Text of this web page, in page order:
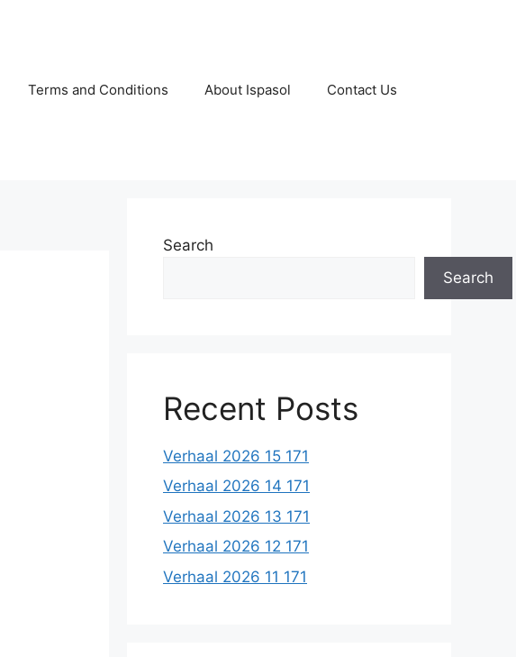
Terms and Conditions About Ispasol Contact Us
Search
Search
Recent Posts
Verhaal 2026 15 171
Verhaal 2026 14 171
Verhaal 2026 13 171
Verhaal 2026 12 171
Verhaal 2026 11 171